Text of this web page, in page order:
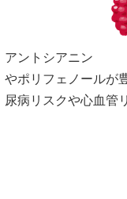
アントシアニン
やポリフェノールが
尿病リスクや心血管